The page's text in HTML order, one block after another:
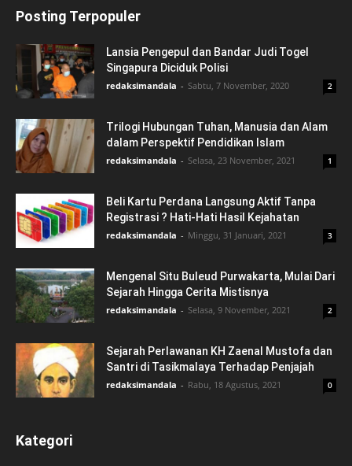
Posting Terpopuler
Lansia Pengepul dan Bandar Judi Togel
Singapura Diciduk Polisi
redaksimandala - Sabtu, 7 November, 2020 2
Trilogi Hubungan Tuhan, Manusia dan Alam
dalam Perspektif Pendidikan Islam
redaksimandala - Selasa, 23 November, 2021 1
Beli Kartu Perdana Langsung Aktif Tanpa
Registrasi ? Hati-Hati Hasil Kejahatan
redaksimandala - Minggu, 31 Januari, 2021 3
Mengenal Situ Buleud Purwakarta, Mulai Dari
Sejarah Hingga Cerita Mistisnya
redaksimandala - Selasa, 9 November, 2021 2
Sejarah Perlawanan KH Zaenal Mustofa dan
Santri di Tasikmalaya Terhadap Penjajah
redaksimandala - Rabu, 18 Agustus, 2021 0
Kategori